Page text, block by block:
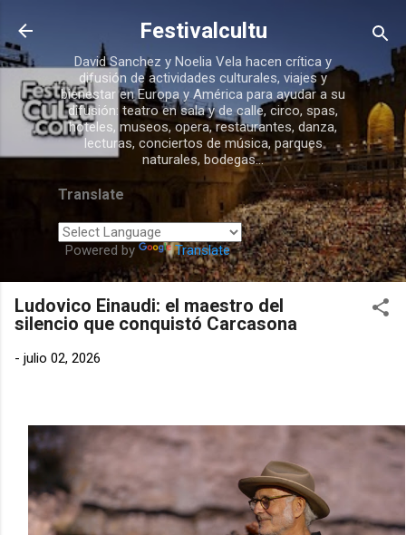
Ir al contenido principal
Festivalcultu
David Sanchez y Noelia Vela hacen crítica y
difusión de actividades culturales, viajes y
bienestar en Europa y América para ayudar a su
difusión: teatro en sala y de calle, circo, spas,
hoteles, museos, opera, restaurantes, danza,
lecturas, conciertos de música, parques
naturales, bodegas...
Translate
Powered by Translate
Ludovico Einaudi: el maestro del
silencio que conquistó Carcasona
- julio 02, 2026